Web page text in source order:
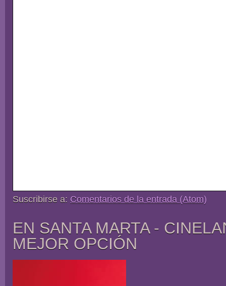
Suscribirse a: Comentarios de la entrada (Atom)
EN SANTA MARTA -
MEJOR OPCIÓN